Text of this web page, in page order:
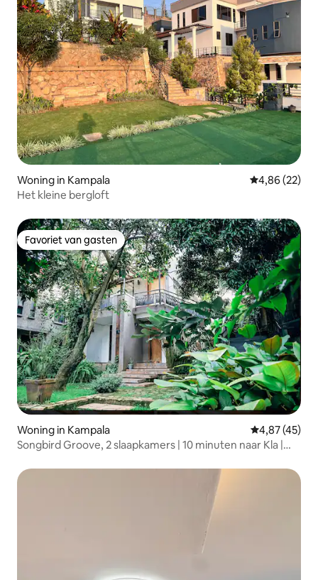
Woning in Kampala Gemiddelde
4,86 (22)
Het kleine bergloft
Favoriet van gasten
Favoriet van gasten
Woning in Kampala Gemiddelde
4,87 (45)
Songbird Groove, 2 slaapkamers | 10 minuten naar Kla |